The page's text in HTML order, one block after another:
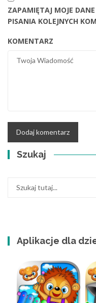
ZAPAMIĘTAJ MOJE
PISANIA KOLEJNYCH
KOMENTARZ
Szukaj
Aplikacje dla